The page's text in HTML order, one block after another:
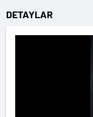
DETAYLAR